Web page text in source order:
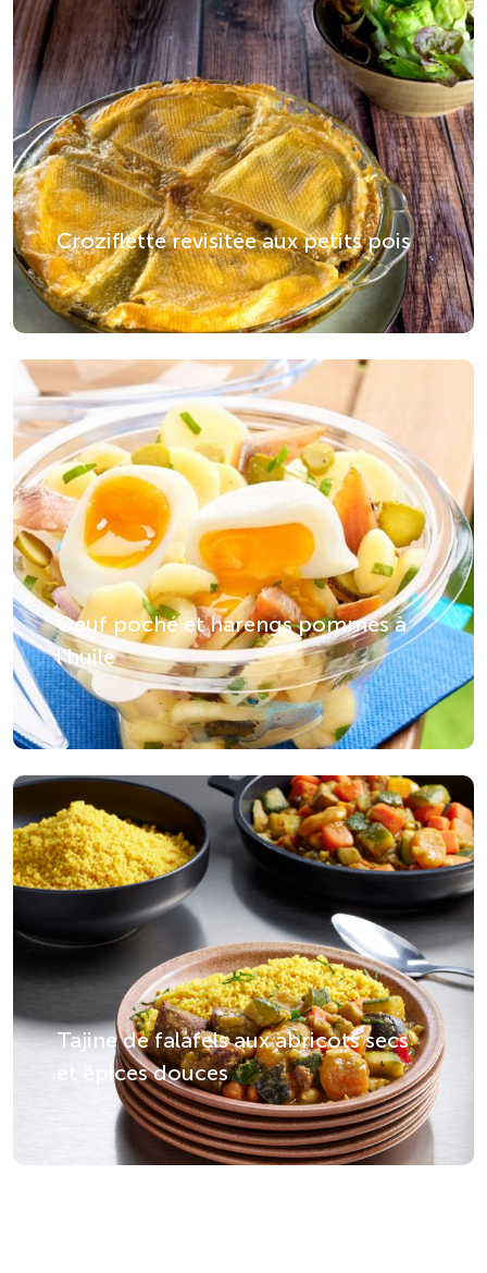
quotidiens, tant pour leur apport en
nutriments que pour leur diversité de
textures et de saveurs.
Appropriez-vous lesrecettes
traditionnelles, en proposant par
exemple un taboulé rafraîchissant aux
légumes pour couscous, ou encore
une galette saucisse accompagnée
d’une poêlée bretonne. Un gâteau de
chou-fleur façon tortilla ou un gratin
dauphinois constituent un plat du jour
idéal.
Des plats du jour
adaptés à toutes les
saisons et occasions
La saisonnalité est un critère essentiel
dans la conception des menus. Eureden
Foodservice propose des recettes
adaptées aux différentes périodes de
l’année, permettant de varier les plaisirs
et de répondre aux envies des convives.
En hiver, les plats réconfortants sont
privilégiés. Un hachis parmentier
végétarien, préparé avec des lentilles et
une purée de pommes de terre, offre
une alternative saine et savoureuse au
traditionnel plat de viande. Une soupe
paysanne aux légumes d’aucy, enrichie
en légumineuses pour un apport en
protéines végétales, est une option
idéale pour une entrée chaude et
Au printemps et en été, les repas
doivent être plus légers et frais. Une
salade composée aux légumes grillés,
agrémentée de pois chiches et de
fromage frais, offre un plat du jour
équilibré et coloré. Osez aussi le bowl
de légumes d’été aux céréales et œufs
Croziflette revisitée aux petits pois
Oeuf poché et harengs pommes à
l’huile
Tajine de falafels aux abricots secs
et épices douces